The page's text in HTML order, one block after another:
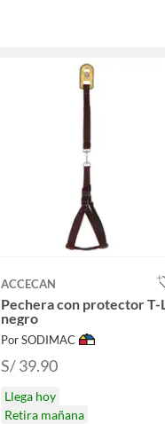
ACCECAN
Pechera con protector T-L
negro
Por SODIMAC
S/ 39.90
Llega hoy
Retira mañana